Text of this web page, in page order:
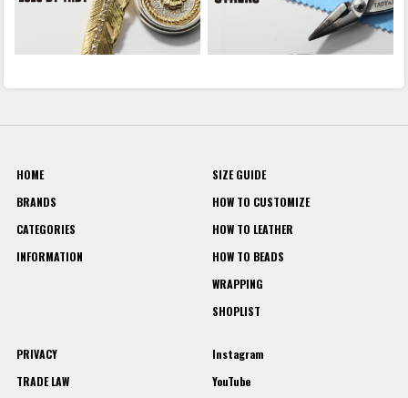
HOME
BRANDS
CATEGORIES
INFORMATION
SIZE GUIDE
HOW TO CUSTOMIZE
HOW TO LEATHER
HOW TO BEADS
WRAPPING
SHOPLIST
PRIVACY
TRADE LAW
Instagram
YouTube